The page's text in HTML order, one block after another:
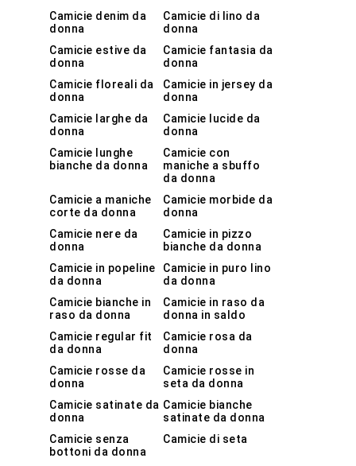
Camicie denim da
donna
Camicie di lino da
donna
Camicie estive da
donna
Camicie fantasia da
donna
Camicie floreali da
donna
Camicie in jersey da
donna
Camicie larghe da
donna
Camicie lucide da
donna
Camicie lunghe
bianche da donna
Camicie con
maniche a sbuffo
da donna
Camicie a maniche
corte da donna
Camicie morbide da
donna
Camicie nere da
donna
Camicie in pizzo
bianche da donna
Camicie in popeline
da donna
Camicie in puro lino
da donna
Camicie bianche in
raso da donna
Camicie in raso da
donna in saldo
Camicie regular fit
da donna
Camicie rosa da
donna
Camicie rosse da
donna
Camicie rosse in
seta da donna
Camicie satinate da
donna
Camicie bianche
satinate da donna
Camicie senza
bottoni da donna
Camicie di seta